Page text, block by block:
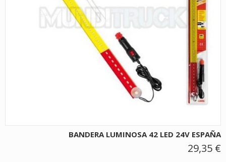
BANDERA LUMINOSA 42 LED 24V ESPAÑA
29,35 €